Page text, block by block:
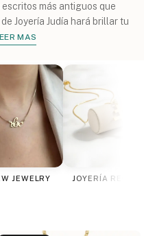
más antiguos que
Joyería Judía hará brillar tu
MAS
JEWELRY JOYERÍA